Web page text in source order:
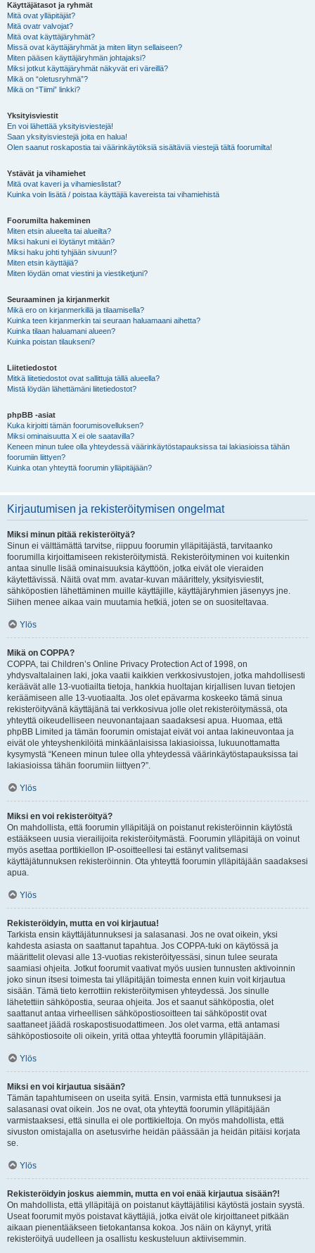
Käyttäjätasot ja ryhmät
Mitä ovat ylläpitäjät?
Mitä ovatr valvojat?
Mitä ovat käyttäjäryhmät?
Missä ovat käyttäjäryhmät ja miten liityn sellaiseen?
Miten pääsen käyttäjäryhmän johtajaksi?
Miksi jotkut käyttäjäryhmät näkyvät eri väreillä?
Mikä on “oletusryhmä”?
Mikä on “Tiimi” linkki?
Yksityisviestit
En voi lähettää yksityisviestejä!
Saan yksityisviestejä joita en halua!
Olen saanut roskapostia tai väärinkäytöksiä sisältäviä viestejä tältä foorumilta!
Ystävät ja vihamiehet
Mitä ovat kaveri ja vihamieslistat?
Kuinka voin lisätä / poistaa käyttäjiä kavereista tai vihamiehistä
Foorumilta hakeminen
Miten etsin alueelta tai alueilta?
Miksi hakuni ei löytänyt mitään?
Miksi haku johti tyhjään sivuun!?
Miten etsin käyttäjiä?
Miten löydän omat viestini ja viestiketjuni?
Seuraaminen ja kirjanmerkit
Mikä ero on kirjanmerkillä ja tilaamisella?
Kuinka teen kirjanmerkin tai seuraan haluamaani aihetta?
Kuinka tilaan haluamani alueen?
Kuinka poistan tilaukseni?
Liitetiedostot
Mitkä liitetiedostot ovat sallittuja tällä alueella?
Mistä löydän lähettämäni liitetiedostot?
phpBB -asiat
Kuka kirjoitti tämän foorumisovelluksen?
Miksi ominaisuutta X ei ole saatavilla?
Keneen minun tulee olla yhteydessä väärinkäytöstapauksissa tai lakiasioissa tähän
foorumiin liittyen?
Kuinka otan yhteyttä foorumin ylläpitäjään?
Kirjautumisen ja rekisteröitymisen ongelmat
Miksi minun pitää rekisteröityä?
Sinun ei välttämättä tarvitse, riippuu foorumin ylläpitäjästä, tarvitaanko
foorumilla kirjoittamiseen rekisteröitymistä. Rekisteröityminen voi kuitenkin
antaa sinulle lisää ominaisuuksia käyttöön, jotka eivät ole vieraiden
käytettävissä. Näitä ovat mm. avatar-kuvan määrittely, yksityisviestit,
sähköpostien lähettäminen muille käyttäjille, käyttäjäryhmien jäsenyys jne.
Siihen menee aikaa vain muutamia hetkiä, joten se on suositeltavaa.
Ylös
Mikä on COPPA?
COPPA, tai Children’s Online Privacy Protection Act of 1998, on
yhdysvaltalainen laki, joka vaatii kaikkien verkkosivustojen, jotka mahdollisesti
keräävät alle 13-vuotiailta tietoja, hankkia huoltajan kirjallisen luvan tietojen
keräämiseen alle 13-vuotiaalta. Jos olet epävarma koskeeko tämä sinua
rekisteröityvänä käyttäjänä tai verkkosivua jolle olet rekisteröitymässä, ota
yhteyttä oikeudelliseen neuvonantajaan saadaksesi apua. Huomaa, että
phpBB Limited ja tämän foorumin omistajat eivät voi antaa lakineuvontaa ja
eivät ole yhteyshenkilöitä minkäänlaisissa lakiasioissa, lukuunottamatta
kysymystä “Keneen minun tulee olla yhteydessä väärinkäytöstapauksissa tai
lakiasioissa tähän foorumiin liittyen?”.
Ylös
Miksi en voi rekisteröityä?
On mahdollista, että foorumin ylläpitäjä on poistanut rekisteröinnin käytöstä
estääkseen uusia vierailijoita rekisteröitymästä. Foorumin ylläpitäjä on voinut
myös asettaa porttikiellon IP-osoitteellesi tai estänyt valitsemasi
käyttäjätunnuksen rekisteröinnin. Ota yhteyttä foorumin ylläpitäjään saadaksesi
apua.
Ylös
Rekisteröidyin, mutta en voi kirjautua!
Tarkista ensin käyttäjätunnuksesi ja salasanasi. Jos ne ovat oikein, yksi
kahdesta asiasta on saattanut tapahtua. Jos COPPA-tuki on käytössä ja
määrittelit olevasi alle 13-vuotias rekisteröityessäsi, sinun tulee seurata
saamiasi ohjeita. Jotkut foorumit vaativat myös uusien tunnusten aktivoinnin
joko sinun itsesi toimesta tai ylläpitäjän toimesta ennen kuin voit kirjautua
sisään. Tämä tieto kerrottiin rekisteröitymisen yhteydessä. Jos sinulle
lähetettiin sähköpostia, seuraa ohjeita. Jos et saanut sähköpostia, olet
saattanut antaa virheellisen sähköpostiosoitteen tai sähköpostit ovat
saattaneet jäädä roskapostisuodattimeen. Jos olet varma, että antamasi
sähköpostiosoite oli oikein, yritä ottaa yhteyttä foorumin ylläpitäjään.
Ylös
Miksi en voi kirjautua sisään?
Tämän tapahtumiseen on useita syitä. Ensin, varmista että tunnuksesi ja
salasanasi ovat oikein. Jos ne ovat, ota yhteyttä foorumin ylläpitäjään
varmistaaksesi, että sinulla ei ole porttikieltoja. On myös mahdollista, että
sivuston omistajalla on asetusvirhe heidän päässään ja heidän pitäisi korjata
se.
Ylös
Rekisteröidyin joskus aiemmin, mutta en voi enää kirjautua sisään?!
On mahdollista, että ylläpitäjä on poistanut käyttäjätilisi käytöstä jostain syystä.
Useat foorumit myös poistavat käyttäjiä, jotka eivät ole kirjoittaneet pitkään
aikaan pienentääkseen tietokantansa kokoa. Jos näin on käynyt, yritä
rekisteröityä uudelleen ja osallistu keskusteluun aktiivisemmin.